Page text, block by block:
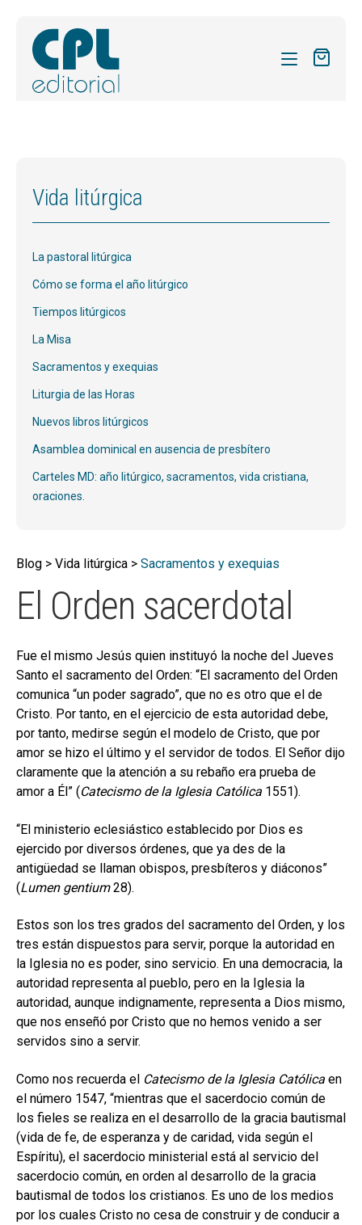
menú
ACTUALIDAD
BLOG
CONTACTO
MI CUENTA
ESP
Vida litúrgica
La pastoral litúrgica
Cómo se forma el año litúrgico
Tiempos litúrgicos
La Misa
Sacramentos y exequias
Liturgia de las Horas
Nuevos libros litúrgicos
Asamblea dominical en ausencia de presbítero
Carteles MD: año litúrgico, sacramentos, vida cristiana,
oraciones.
Blog > Vida litúrgica > Sacramentos y exequias
El Orden sacerdotal
Fue el mismo Jesús quien instituyó la noche del Jueves
Santo el sacramento del Orden: “El sacramento del Orden
comunica “un poder sagrado”, que no es otro que el de
Cristo. Por tanto, en el ejercicio de esta autoridad debe,
por tanto, medirse según el modelo de Cristo, que por
amor se hizo el último y el servidor de todos. El Señor dijo
claramente que la atención a su rebaño era prueba de
amor a Él” (Catecismo de la Iglesia Católica 1551).
“El ministerio eclesiástico establecido por Dios es
ejercido por diversos órdenes, que ya des de la
antigüedad se llaman obispos, presbíteros y diáconos”
(Lumen gentium28).
Estos son los tres grados del sacramento del Orden, y los
tres están dispuestos para servir, porque la autoridad en
la Iglesia no es poder, sino servicio. En una democracia, la
autoridad representa al pueblo, pero en la Iglesia la
autoridad, aunque indignamente, representa a Dios mismo,
que nos enseñó por Cristo que no hemos venido a ser
servidos sino a servir.
Como nos recuerda el Catecismo de la Iglesia Católica en
el número 1547, “mientras que el sacerdocio común de
los fieles se realiza en el desarrollo de la gracia bautismal
(vida de fe, de esperanza y de caridad, vida según el
Espíritu), el sacerdocio ministerial está al servicio del
sacerdocio común, en orden al desarrollo de la gracia
bautismal de todos los cristianos. Es uno de los medios
por los cuales Cristo no cesa de construir y de conducir a